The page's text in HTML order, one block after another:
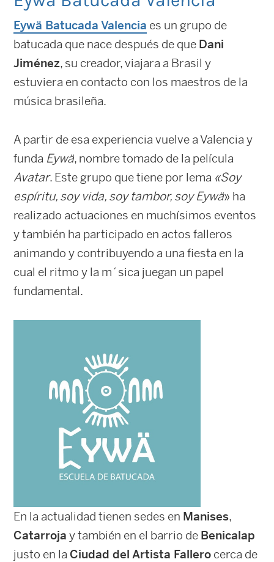
Eywä Batucada Valencia es un grupo de
batucada que nace después de que Dani
Jiménez, su creador, viajara a Brasil y
estuviera en contacto con los maestros de la
música brasileña.
A partir de esa experiencia vuelve a Valencia y
funda Eywä, nombre tomado de la película
Avatar. Este grupo que tiene por lema «Soy
espíritu, soy vida, soy tambor, soy Eywä» ha
realizado actuaciones en muchísimos eventos
y también ha participado en actos falleros
animando y contribuyendo a una fiesta en la
cual el ritmo y la m´sica juegan un papel
fundamental.
En la actualidad tienen sedes en Manises,
Catarroja y también en el barrio de Benicalap
justo en la Ciudad del Artista Fallero cerca de